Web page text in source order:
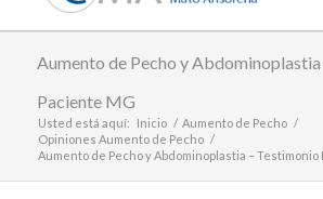
Aumento de Pecho y
Paciente MG
Usted está aquí: Inicio / Aumento de Pecho /
Opiniones Aumento de Pecho /
Aumento de Pecho y Abdominoplastia – Testimonio